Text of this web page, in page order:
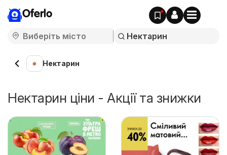
Oferlo
Нектарин
Нектарин ціни - Акції та знижки